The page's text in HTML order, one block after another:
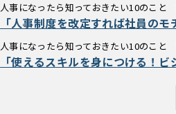
人事になったら知っておきたい10のこと
「人事制度を改定すれば社員の
人事になったら知っておきたい10のこと
「使えるスキルを身につける！